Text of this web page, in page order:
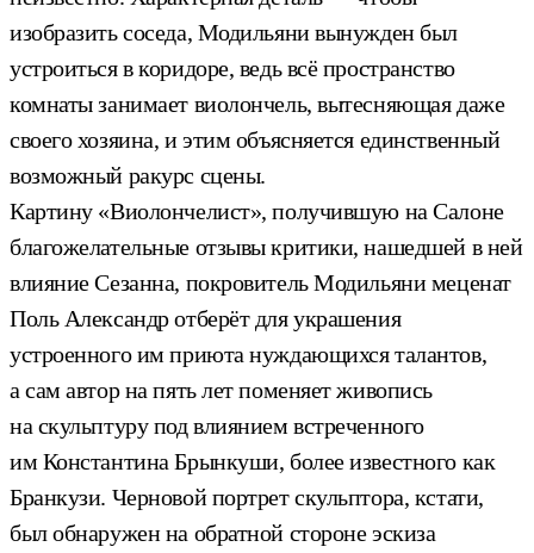
изобразить соседа, Модильяни вынужден был
устроиться в коридоре, ведь всё пространство
комнаты занимает виолончель, вытесняющая даже
своего хозяина, и этим объясняется единственный
возможный ракурс сцены.
Картину «Виолончелист», получившую на Салоне
благожелательные отзывы критики, нашедшей в ней
влияние Сезанна, покровитель Модильяни меценат
Поль Александр отберёт для украшения
устроенного им приюта нуждающихся талантов,
а сам автор на пять лет поменяет живопись
на скульптуру под влиянием встреченного
им Константина Брынкуши, более известного как
Бранкузи. Черновой портрет скульптора, кстати,
был обнаружен на обратной стороне эскиза